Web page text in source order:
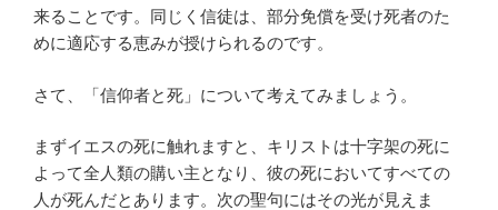
来ることです。同じく信徒は、部分免償を受け死者のた
めに適応する恵みが授けられるのです。
さて、「信仰者と死」について考えてみましょう。
まずイエスの死に触れますと、キリストは十字架の死に
よって全人類の購い主となり、彼の死においてすべての
人が死んだとあります。次の聖句にはその光が見えま